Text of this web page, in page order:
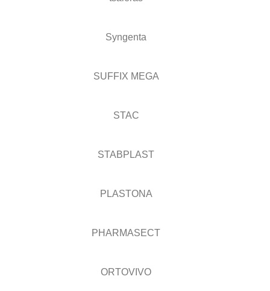
Syngenta
SUFFIX MEGA
STAC
STABPLAST
PLASTONA
PHARMASECT
ORTOVIVO